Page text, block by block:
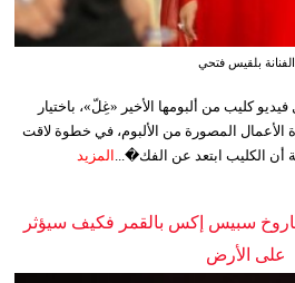
الفنانة بلقيس فتحي
كليب من ألبومها الأخير «غِلّ»، باختيار
الأعمال المصورة من الألبوم، في خطوة لاقت
أن الكليب ابتعد عن الفك�... المزيد
سبيس إكس بالقمر فكيف سيؤثر
على الأرض